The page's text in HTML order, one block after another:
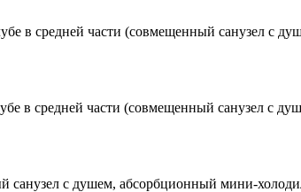
в средней части (совмещенный санузел с
в средней части (совмещенный санузел с
санузел с душем, абсорбционный мини-